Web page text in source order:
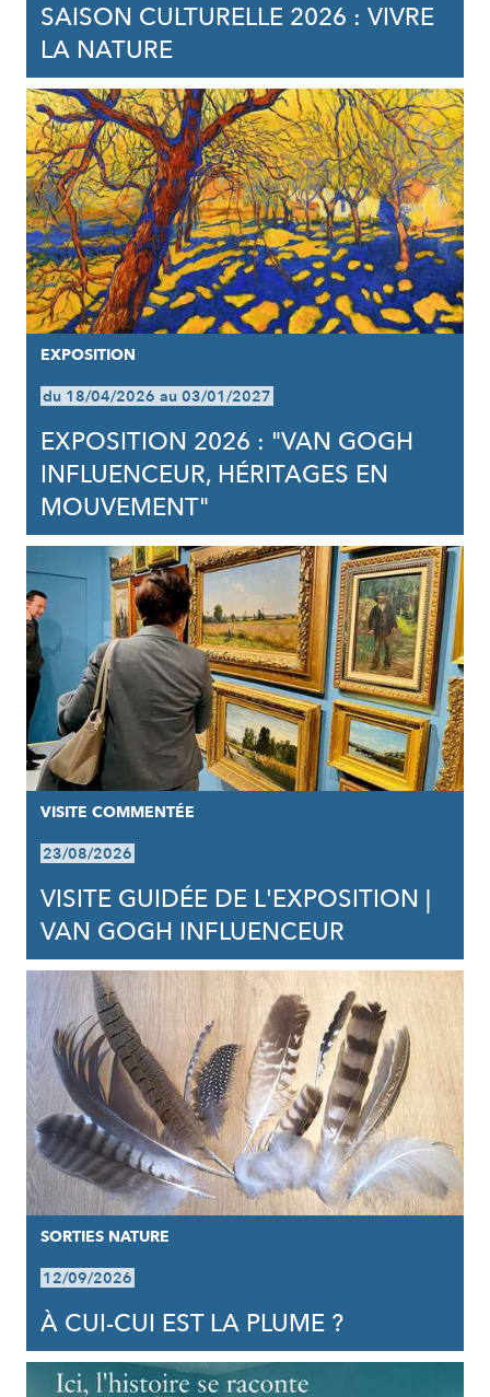
SAISON CULTURELLE 2026 : VIVRE
LA NATURE
EXPOSITION
du 18/04/2026 au 03/01/2027
EXPOSITION 2026 : "VAN GOGH
INFLUENCEUR, HÉRITAGES EN
MOUVEMENT"
VISITE COMMENTÉE
23/08/2026
VISITE GUIDÉE DE L'EXPOSITION |
VAN GOGH INFLUENCEUR
SORTIES NATURE
12/09/2026
À CUI-CUI EST LA PLUME ?